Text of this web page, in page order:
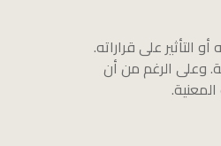
على قراراته.
وعلى الرغم من أن